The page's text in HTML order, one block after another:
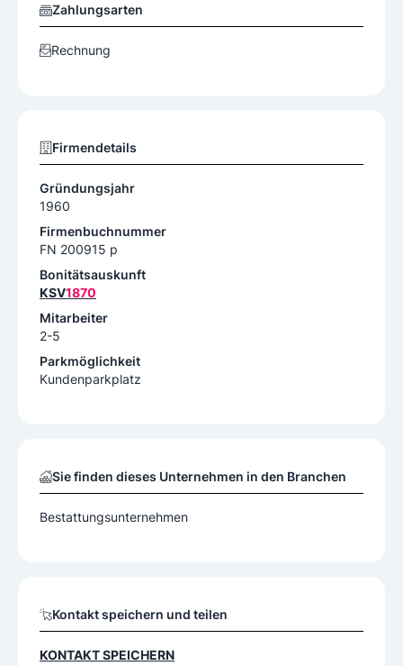
Zahlungsarten
Rechnung
Firmendetails
Gründungsjahr
1960
Firmenbuchnummer
FN 200915 p
Bonitätsauskunft
KSV1870
Mitarbeiter
2-5
Parkmöglichkeit
Kundenparkplatz
Sie finden dieses Unternehmen in den Branchen
Bestattungsunternehmen
Kontakt speichern und teilen
KONTAKT SPEICHERN